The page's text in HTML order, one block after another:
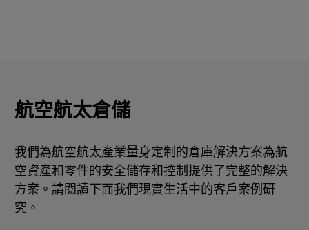
航空航太倉儲
我們為航空航太產業量身定制的倉庫解決方案為航
空資產和零件的安全儲存和控制提供了完整的解決
方案。請閱讀下面我們現實生活中的客戶案例研
究。